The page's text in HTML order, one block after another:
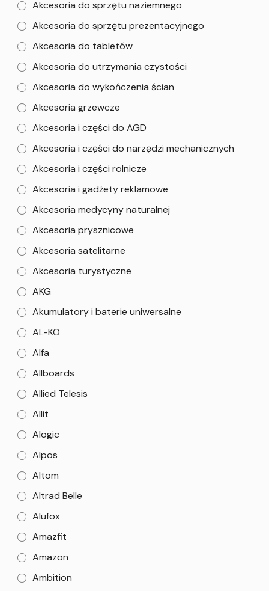
Akcesoria do sprzętu naziemnego
Akcesoria do sprzętu prezentacyjnego
Akcesoria do tabletów
Akcesoria do utrzymania czystości
Akcesoria do wykończenia ścian
Akcesoria grzewcze
Akcesoria i części do AGD
Akcesoria i części do narzędzi mechanicznych
Akcesoria i części rolnicze
Akcesoria i gadżety reklamowe
Akcesoria medycyny naturalnej
Akcesoria prysznicowe
Akcesoria satelitarne
Akcesoria turystyczne
AKG
Akumulatory i baterie uniwersalne
AL-KO
Alfa
Allboards
Allied Telesis
Allit
Alogic
Alpos
Altom
Altrad Belle
Alufox
Amazfit
Amazon
Ambition